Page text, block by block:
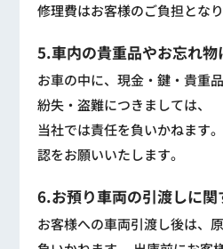
修理費はお客様のご負担となり
5.車内の貴重品やお忘れ物
お車の中に、現金・鍵・貴重
紛失・盗難につきましては、
当社では責任を負いかねます
認をお願いいたします。
6.お預り車両の引渡しに関
お客様への車両引渡し後は、